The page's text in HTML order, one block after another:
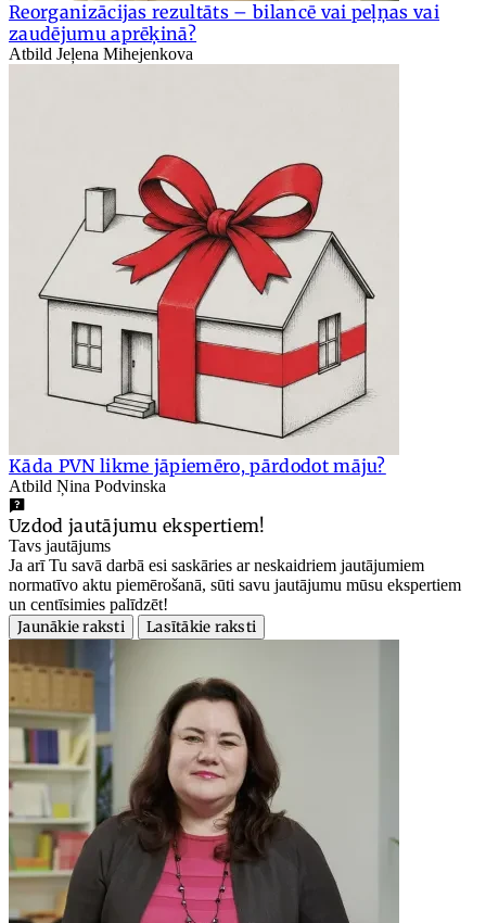
Reorganizācijas rezultāts – bilancē vai peļņas vai
zaudējumu aprēķinā?
Atbild Jeļena Mihejenkova
Kāda PVN likme jāpiemēro, pārdodot māju?
Atbild Ņina Podvinska
Uzdod jautājumu ekspertiem!
Tavs jautājums
Ja arī Tu savā darbā esi saskāries ar neskaidriem jautājumiem
normatīvo aktu piemērošanā, sūti savu jautājumu mūsu ekspertiem
un centīsimies palīdzēt!
Jaunākie raksti
Lasītākie raksti